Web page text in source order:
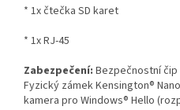
* 1x čtečka SD karet
* 1x RJ-45
Zabezpečení: Bezpečnostní čip
Fyzický zámek Kensington®
kamera pro Windows® Hello